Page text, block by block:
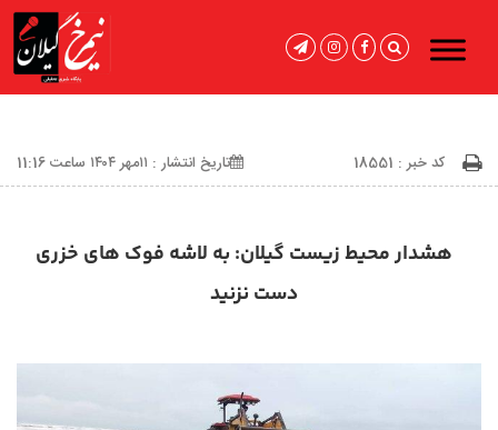
کد خبر : 18551 تاریخ انتشار : ۱۱مهر ۱۴۰۴ ساعت 11:16
هشدار محیط زیست گیلان: به لاشه فوک های خزری
دست نزنید